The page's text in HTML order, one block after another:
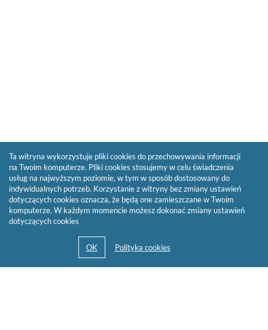
Ta witryna wykorzystuje pliki cookies do przechowywania informacji
na Twoim komputerze. Pliki cookies stosujemy w celu świadczenia
usług na najwyższym poziomie, w tym w sposób dostosowany do
indywidualnych potrzeb. Korzystanie z witryny bez zmiany ustawień
dotyczących cookies oznacza, że będą one zamieszczane w Twoim
komputerze. W każdym momencie możesz dokonać zmiany ustawień
dotyczących cookies